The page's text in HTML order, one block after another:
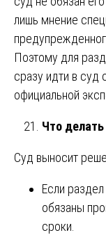
лишь мнение
Поэтому для
сразу идти в суд
официальной
Что
Суд выносит
Если
обязаны
сроки.